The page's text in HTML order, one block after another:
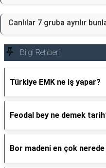
Canlılar 7 gruba ayrılır
Bilgi Rehberi
Türkiye EMK ne iş yapar?
Feodal bey ne demek
Bor madeni en çok nerede